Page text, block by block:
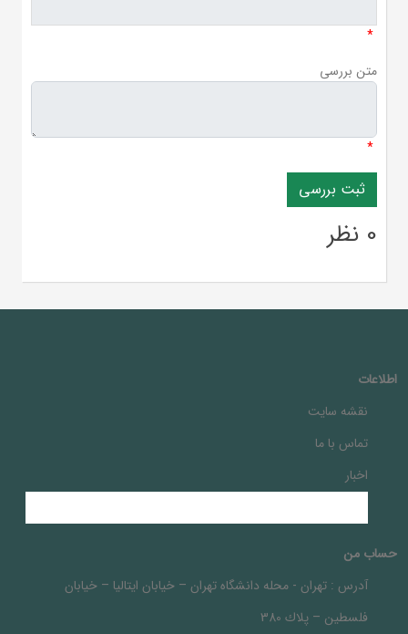
*
متن بررسی
*
0 نظر
اطلاعات
نقشه سایت
تماس با ما
اخبار
حساب من
آدرس : تهران - محله دانشگاه تهران – خيابان ايتاليا – خيابان
فلسطين – پلاك 380